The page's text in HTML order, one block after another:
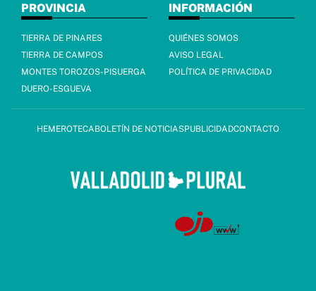
PROVINCIA
TIERRA DE PINARES
TIERRA DE CAMPOS
MONTES TOROZOS-PISUERGA
DUERO-ESGUEVA
INFORMACIÓN
QUIÉNES SOMOS
AVISO LEGAL
POLÍTICA DE PRIVACIDAD
HEMEROTECABOLETÍN DE NOTICIASPUBLICIDADCONTACTO